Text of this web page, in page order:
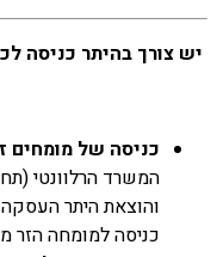
יש צורך בהיתר כניסה
כניסה של מומחים
המשרד הרלוונטי
והוצאת היתר
כניסה למומחה הזר